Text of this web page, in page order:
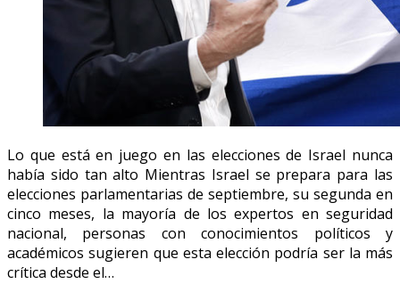
Lo que está en juego en las elecciones de Israel nunca
había sido tan alto Mientras Israel se prepara para las
elecciones parlamentarias de septiembre, su segunda en
cinco meses, la mayoría de los expertos en seguridad
nacional, personas con conocimientos políticos y
académicos sugieren que esta elección podría ser la más
crítica desde el…